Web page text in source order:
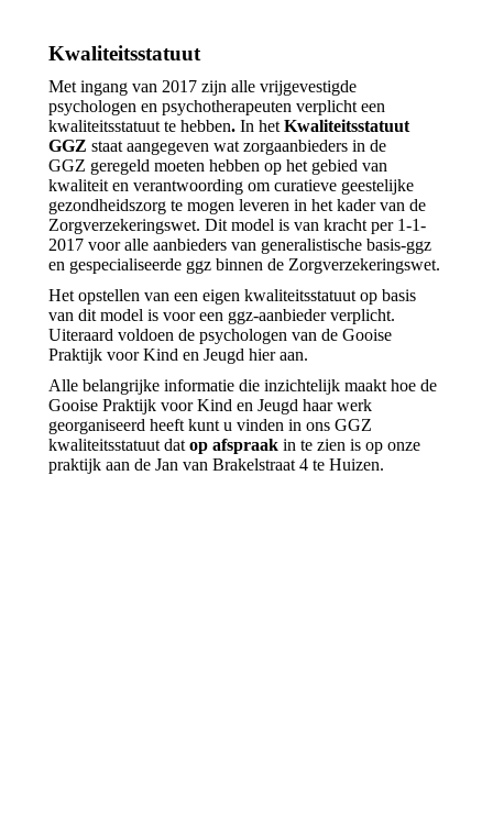
Kwaliteitsstatuut
Met ingang van 2017 zijn alle vrijgevestigde
psychologen en psychotherapeuten verplicht een
kwaliteitsstatuut te hebben. In het Kwaliteitsstatuut
GGZ staat aangegeven wat zorgaanbieders in de
GGZ geregeld moeten hebben op het gebied van
kwaliteit en verantwoording om curatieve geestelijke
gezondheidszorg te mogen leveren in het kader van de
Zorgverzekeringswet. Dit model is van kracht per 1-1-
2017 voor alle aanbieders van generalistische basis-ggz
en gespecialiseerde ggz binnen de Zorgverzekeringswet.
Het opstellen van een eigen kwaliteitsstatuut op basis
van dit model is voor een ggz-aanbieder verplicht.
Uiteraard voldoen de psychologen van de Gooise
Praktijk voor Kind en Jeugd hier aan.
Alle belangrijke informatie die inzichtelijk maakt hoe de
Gooise Praktijk voor Kind en Jeugd haar werk
georganiseerd heeft kunt u vinden in ons GGZ
kwaliteitsstatuut dat op afspraak in te zien is op onze
praktijk aan de Jan van Brakelstraat 4 te Huizen.